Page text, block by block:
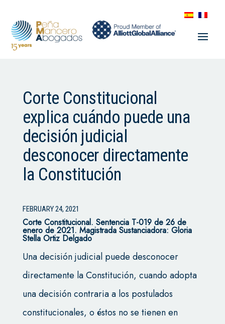
Corte Constitucional
explica cuándo puede una
decisión judicial
desconocer directamente
la Constitución
FEBRUARY 24, 2021
Corte Constitucional. Sentencia T-019 de 26 de
enero de 2021. Magistrada Sustanciadora: Gloria
Stella Ortiz Delgado
Una decisión judicial puede desconocer
directamente la Constitución, cuando adopta
una decisión contraria a los postulados
constitucionales, o éstos no se tienen en